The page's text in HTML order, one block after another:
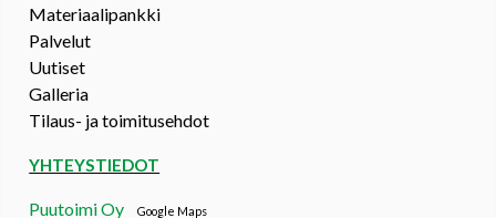
Materiaalipankki
Palvelut
Uutiset
Galleria
Tilaus- ja toimitusehdot
YHTEYSTIEDOT
Puutoimi OyGoogle Maps